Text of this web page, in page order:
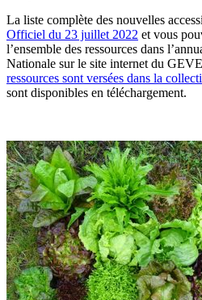
La liste complète des nouvelles
Officiel du 23 juillet 2022 et vous
l’ensemble des ressources dans
Nationale sur le site internet du
ressources sont versées dans la
sont disponibles en téléchargement.